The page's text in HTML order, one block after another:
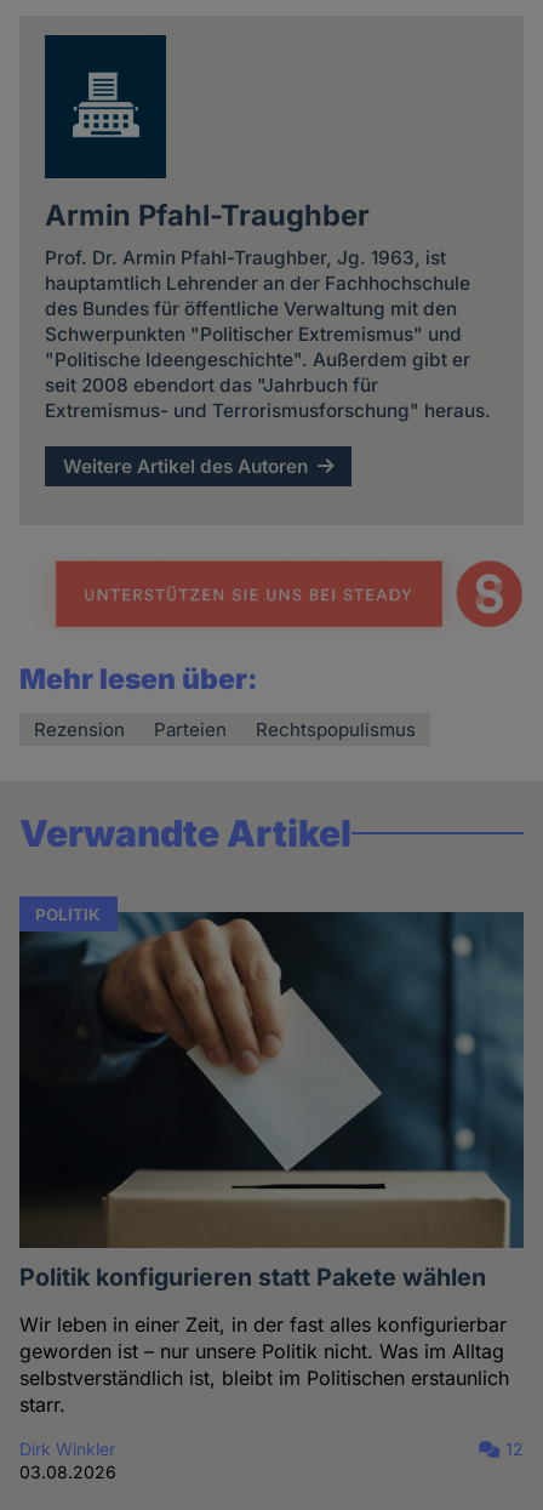
Armin Pfahl-Traughber
Prof. Dr. Armin Pfahl-Traughber, Jg. 1963, ist
hauptamtlich Lehrender an der Fachhochschule
des Bundes für öffentliche Verwaltung mit den
Schwerpunkten "Politischer Extremismus" und
"Politische Ideengeschichte". Außerdem gibt er
seit 2008 ebendort das "Jahrbuch für
Extremismus- und Terrorismusforschung" heraus.
Weitere Artikel des Autoren
Mehr lesen über:
Rezension Parteien Rechtspopulismus
Verwandte Artikel
POLITIK
Politik konfigurieren statt Pakete wählen
Wir leben in einer Zeit, in der fast alles konfigurierbar
geworden ist – nur unsere Politik nicht. Was im Alltag
selbstverständlich ist, bleibt im Politischen erstaunlich
starr.
Dirk Winkler
03.08.2026
12